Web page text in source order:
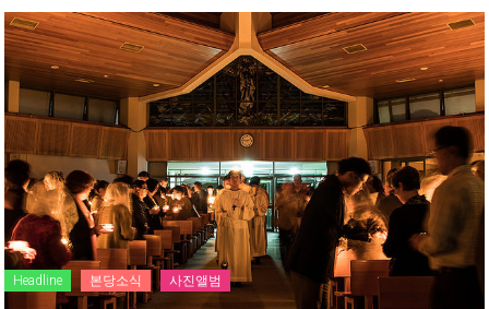
Headline 본당소식 사진앨범